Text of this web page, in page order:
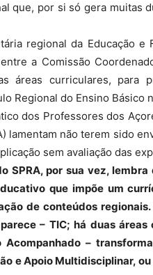
que, por si só gera muitas
regional da Educação e
a Comissão
áreas curriculares, para
Regional do Ensino Básico
dos Professores dos
lamentam não terem sido
sem avaliação das
SPRA, por sua vez,
que impõe um
de conteúdos
– TIC; há duas
Acompanhado –
e Apoio Multidisciplinar,